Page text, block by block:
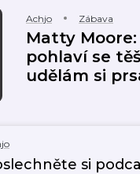
Achjo Zábava
Matty
pohlaví se
udělám si
si